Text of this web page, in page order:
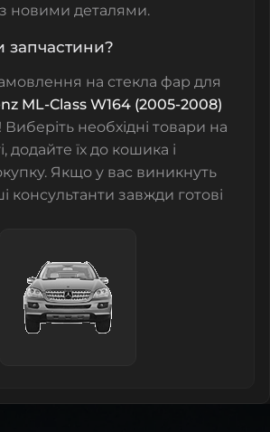
новими деталями.
запчастини?
на стекла фар для
ML-Class W164 (2005-2008)
необхідні товари на
додайте їх до кошика і
Якщо у вас виникнуть
консультанти завжди готові